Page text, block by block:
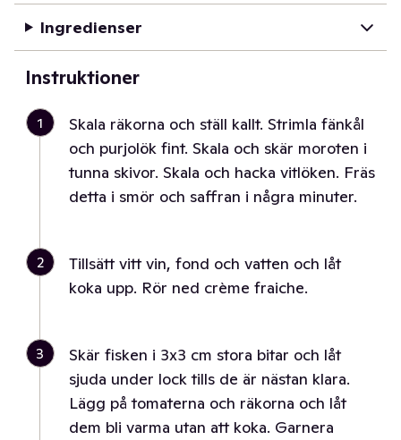
Ingredienser
Instruktioner
1
Skala räkorna och ställ kallt. Strimla fänkål
och purjolök fint. Skala och skär moroten i
tunna skivor. Skala och hacka vitlöken. Fräs
detta i smör och saffran i några minuter.
2
Tillsätt vitt vin, fond och vatten och låt
koka upp. Rör ned crème fraiche.
3
Skär fisken i 3x3 cm stora bitar och låt
sjuda under lock tills de är nästan klara.
Lägg på tomaterna och räkorna och låt
dem bli varma utan att koka. Garnera